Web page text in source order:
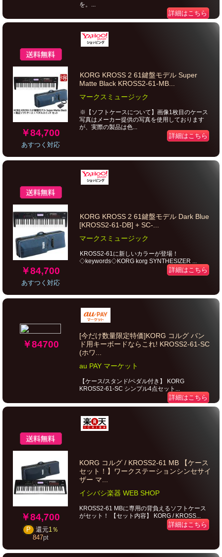
を。...
詳細はこちら
￥84,700
あすつく対応
KORG KROSS 2 61鍵盤モデル Super
Matte Black KROSS2-61-MB...
マークスミュージック
※【ソフトケースについて】画像1枚目のケース
写真はメーカー提供の写真を使用しております
が、実際の製品は色...
詳細はこちら
￥84,700
あすつく対応
KORG KROSS 2 61鍵盤モデル Dark Blue
[KROSS2-61-DB] + SC-...
マークスミュージック
KROSS2-61に新しいカラーが登場！
◇keywords◇KORG korg SYNTHESIZER ...
詳細はこちら
￥84700
[今だけ数量限定特価]KORG コルグ バン
ド用キーボードならこれ! KROSS2-61-SC
(ホワ...
au PAY マーケット
【ケース/スタンド/ペダル付き】 KORG
KROSS2-61-SC シンプル4点セット...
詳細はこちら
￥84,700
P 還元1％
847pt
KORG コルグ / KROSS2-61 MB 【ケース
セット！】ワークステーションシンセサイ
ザー マ...
イシバシ楽器 WEB SHOP
KROSS2-61 MBに専用の背負えるソフトケース
がセット！ 【セット内容】 KORG / KROSS...
詳細はこちら